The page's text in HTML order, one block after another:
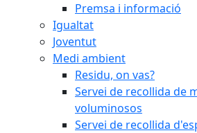
Premsa i informació
Igualtat
Joventut
Medi ambient
Residu, on vas?
Servei de recollida de
voluminosos
Servei de recollida